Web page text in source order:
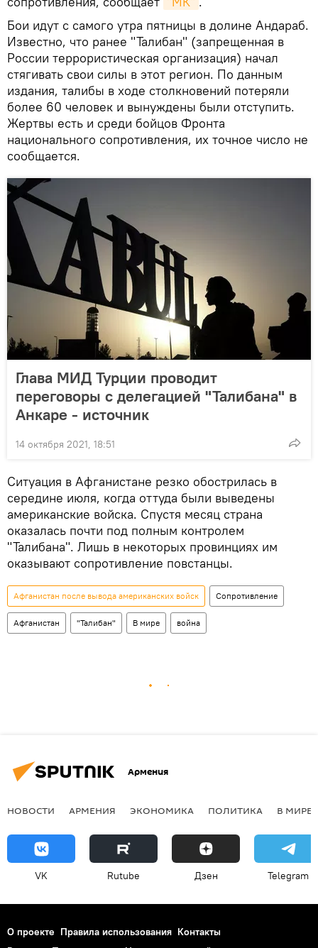
Бои идут с самого утра пятницы в долине Андараб.
Известно, что ранее "Талибан" (запрещенная в
России террористическая организация) начал
стягивать свои силы в этот регион. По данным
издания, талибы в ходе столкновений потеряли
более 60 человек и вынуждены были отступить.
Жертвы есть и среди бойцов Фронта
национального сопротивления, их точное число не
сообщается.
Глава МИД Турции проводит
переговоры с делегацией "Талибана" в
Анкаре - источник
14 октября 2021, 18:51
Ситуация в Афганистане резко обострилась в
середине июля, когда оттуда были выведены
американские войска. Спустя месяц страна
оказалась почти под полным контролем
"Талибана". Лишь в некоторых провинциях им
оказывают сопротивление повстанцы.
Афганистан после вывода американских войск Сопротивление
Афганистан "Талибан" В мире война
Армения
НОВОСТИ АРМЕНИЯ ЭКОНОМИКА ПОЛИТИКА В МИРЕ
VK Rutube Дзен Telegram
О проекте Правила использования Контакты